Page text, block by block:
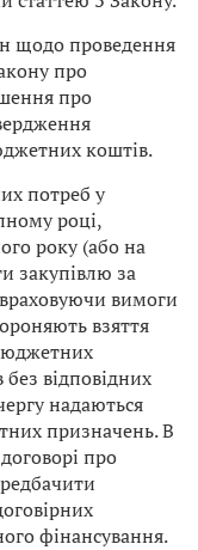
щодо проведення
про
про
коштів.
потреб у
році,
року (або на
закупівлю за
вимоги
взяття
без відповідних
надаються
призначень. В
про
фінансування.